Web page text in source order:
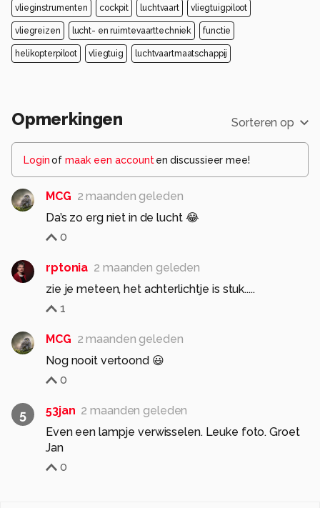
vlieginstrumenten cockpit luchtvaart vliegtuigpiloot
vliegreizen lucht- en ruimtevaarttechniek functie
helikopterpiloot vliegtuig luchtvaartmaatschappij
Opmerkingen Sorteren op
Loginof maak een account en discussieer mee!
MCG 2 maanden geleden
Da’s zo erg niet in de lucht 😂
0
rptonia 2 maanden geleden
zie je meteen, het achterlichtje is stuk.....
1
MCG 2 maanden geleden
Nog nooit vertoond 😃
0
5 53jan 2 maanden geleden
Even een lampje verwisselen. Leuke foto. Groet
Jan
0